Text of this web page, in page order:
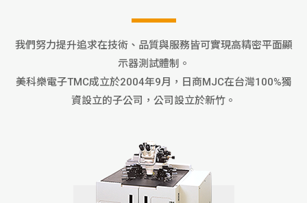
我們努力提升追求在技術、品質與服務皆可實現高精密平面顯
示器測試體制。
美科樂電子TMC成立於2004年9月，日商MJC在台灣100%獨
資設立的子公司，公司設立於新竹。